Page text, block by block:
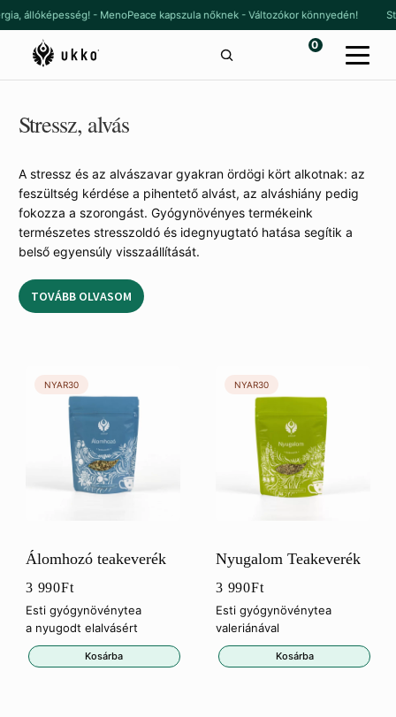
Ugrás
a
navigációhoz
Kilépés
a
tartalomba
állóképesség! - MenoPeace kapszula nőknek - Változókor könnyedén!
0
A stressz és az alvászavar gyakran ördögi kört alkotnak: az
feszültség kérdése a pihentető alvást, az alváshiány pedig
fokozza a szorongást. Gyógynövényes termékeink
természetes stresszoldó és idegnyugtató hatása segítik a
belső egyensúly visszaállítását.
TOVÁBB OLVASOM
Álomhozó teakeverék
3 990Ft
Esti gyógynövénytea
a nyugodt elalvásért
Kosárba
Nyugalom Teakeverék
3 990Ft
Esti gyógynövénytea
valeriánával
Kosárba
Stressz, alvás